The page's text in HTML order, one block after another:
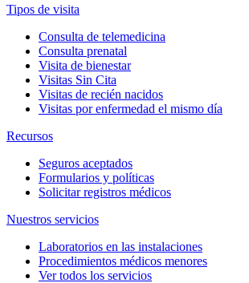
Tipos de visita
Consulta de telemedicina
Consulta prenatal
Visita de bienestar
Visitas Sin Cita
Visitas de recién nacidos
Visitas por enfermedad el mismo día
Recursos
Seguros aceptados
Formularios y políticas
Solicitar registros médicos
Nuestros servicios
Laboratorios en las instalaciones
Procedimientos médicos menores
Ver todos los servicios